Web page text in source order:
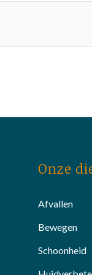
Onze
Afvallen
Bewegen
Schoonheid